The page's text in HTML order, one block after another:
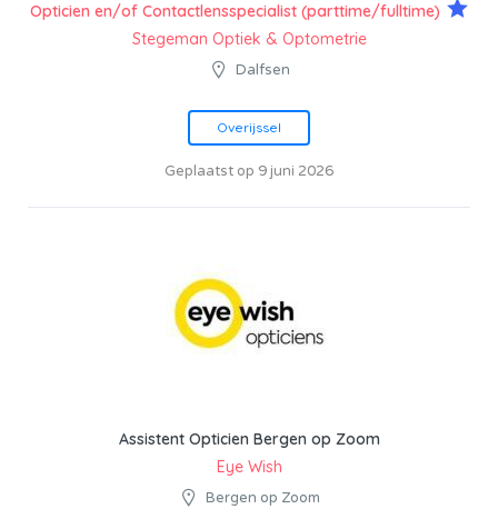
Opticien en/of Contactlensspecialist (parttime/fulltime)
Stegeman Optiek & Optometrie
Dalfsen
Overijssel
Geplaatst op 9 juni 2026
Assistent Opticien Bergen op Zoom
Eye Wish
Bergen op Zoom